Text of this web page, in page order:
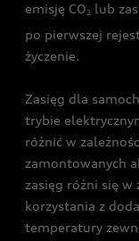
emisję CO2 lub
po pierwszej
życzenie.
Zasięg dla
trybie
różnić w
zamontowanych
zasięg różni się w
korzystania z
temperatury